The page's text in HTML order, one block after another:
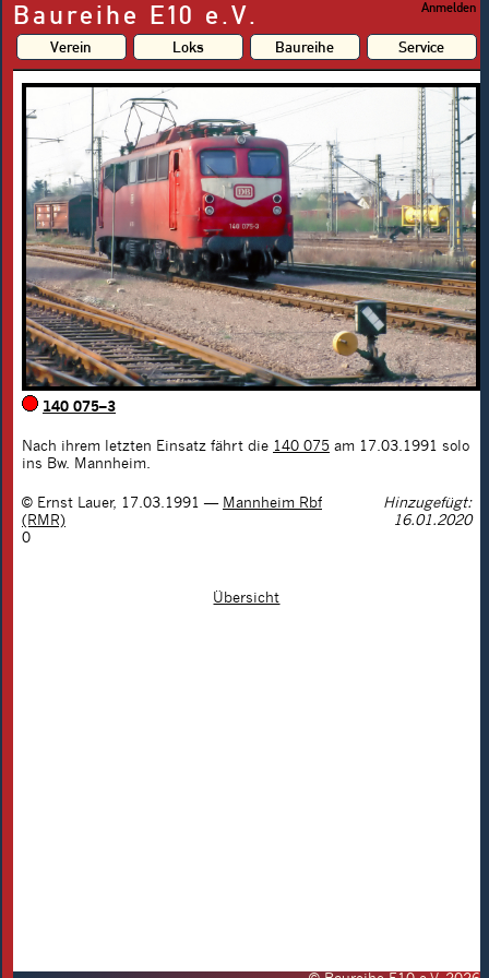
Baureihe E10 e.V. Anmelden
Verein Loks Baureihe Service
140 075–3
Nach ihrem letzten Einsatz fährt die 140 075 am 17.03.1991 solo
ins Bw. Mannheim.
© Ernst Lauer, 17.03.1991 — Mannheim Rbf
(RMR)
Hinzugefügt:
16.01.2020
0
Übersicht